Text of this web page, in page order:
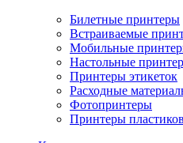
Билетные принтеры
Встраиваемые
Мобильные
Настольные
Принтеры этикеток
Расходные
Фотопринтеры
Принтеры